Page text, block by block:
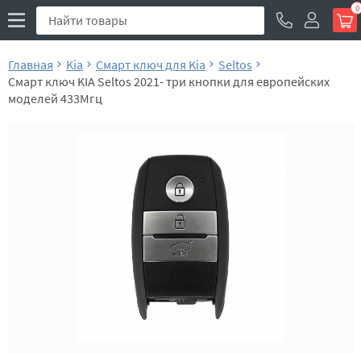
0
Главная Kia Смарт ключ для Kia
Seltos
Смарт ключ KIA Seltos 2021- три кнопки для европейских
моделей 433Мгц